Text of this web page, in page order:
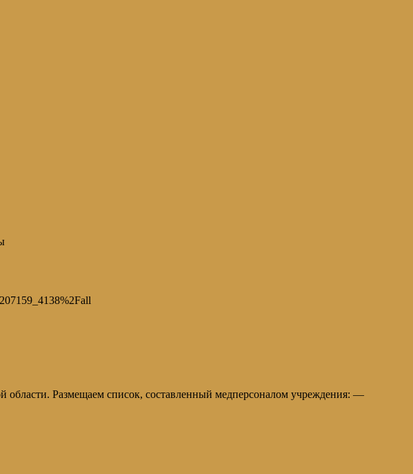
области. Размещаем список, составленный медперсоналом учреждения: —